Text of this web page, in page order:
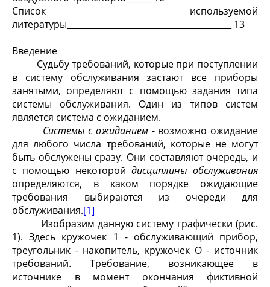
Список используемой
литературы_______________________________________ 13
Введение
Судьбу требований, которые при поступлении
в систему обслуживания застают все приборы
занятыми, определяют с помощью задания типа
системы обслуживания. Один из типов систем
является система с ожиданием.
Системы с ожиданием - возможно ожидание
для любого числа требований, которые не могут
быть обслужены сразу. Они составляют очередь, и
с помощью некоторой дисциплины обслуживания
определяются, в каком порядке ожидающие
требования выбираются из очереди для
обслуживания.[1]
Изобразим данную систему графически (рис.
1). Здесь кружочек 1 - обслуживающий прибор,
треугольник - накопитель, кружочек О - источник
требований. Требование, возникающее в
источнике в момент окончания фиктивной